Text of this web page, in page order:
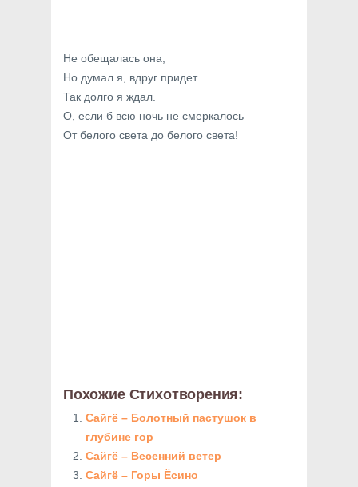
Не обещалась она,
Но думал я, вдруг придет.
Так долго я ждал.
О, если б всю ночь не смеркалось
От белого света до белого света!
Похожие Стихотворения:
Сайгё – Болотный пастушок в
глубине гор
Сайгё – Весенний ветер
Сайгё – Горы Ёсино